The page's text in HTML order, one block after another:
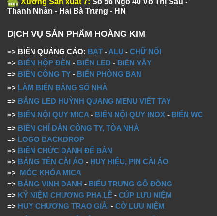
Xưởng Sản xuất 7: Số 56 Ngõ 40 Võ Thị Sáu -
Thanh Nhàn - Hai Bà Trưng - HN
DỊCH VỤ SẢN PHẨM HOÀNG KIM
=> BIỂN QUẢNG CÁO: BẠT - ALU - CHỮ NỔI
=> BIỂN HỘP ĐÈN - BIỂN LED - BIỂN VẪY
=> BIỂN CÔNG TY - BIỂN PHÒNG BAN
=> LÀM BIỂN BẢNG SỐ NHÀ
=> BẢNG LED HUỲNH QUANG MENU VIẾT TAY
=> BIỂN NỘI QUY MICA - BIỂN NỘI QUY INOX - BIỂN WC
=> BIỂN CHỈ DẪN CÔNG TY, TÒA NHÀ
=> LOGO BACKDROP
=> BIỂN CHỨC DANH ĐỂ BÀN
=> BẢNG TÊN CÀI ÁO - HUY HIỆU, PIN CÀI ÁO
=> MÓC KHÓA MICA
=> BẢNG VINH DANH - BIỂU TRƯNG GỖ ĐỒNG
=> KỶ NIỆM CHƯƠNG PHA LÊ - CÚP LƯU NIỆM
=> HUY CHƯƠNG TRAO GIẢI - CỜ LƯU NIỆM